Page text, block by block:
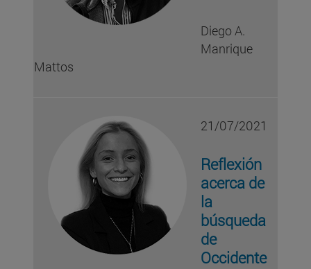
Diego A.
Manrique
Mattos
21/07/2021
Reflexión
acerca de
la
búsqueda
de
Occidente